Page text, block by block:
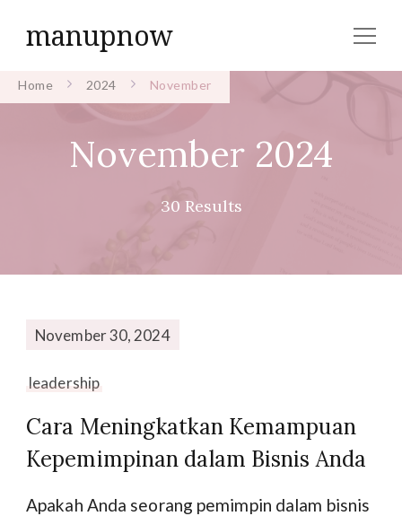
manupnow
Home 2024 November
November 2024
30 Results
November 30, 2024
leadership
Cara Meningkatkan Kemampuan
Kepemimpinan dalam Bisnis Anda
Apakah Anda seorang pemimpin dalam bisnis